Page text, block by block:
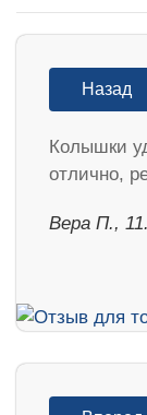
Назад
Колышки
отлично,
Вера П.,